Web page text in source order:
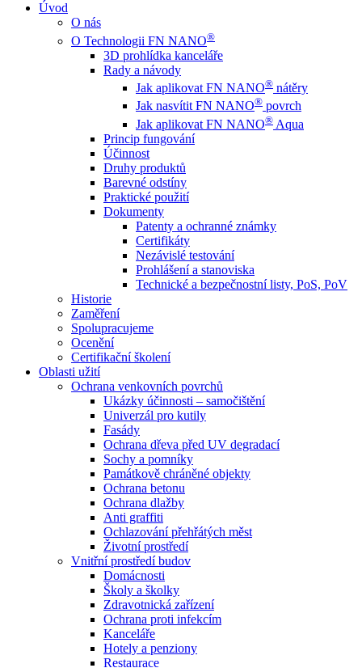
Úvod
O nás
O Technologii FN NANO®
3D prohlídka kanceláře
Rady a návody
Jak aplikovat FN NANO® nátěry
Jak nasvítit FN NANO® povrch
Jak aplikovat FN NANO® Aqua
Princip fungování
Účinnost
Druhy produktů
Barevné odstíny
Praktické použití
Dokumenty
Patenty a ochranné známky
Certifikáty
Nezávislé testování
Prohlášení a stanoviska
Technické a bezpečnostní listy, PoS, PoV
Historie
Zaměření
Spolupracujeme
Ocenění
Certifikační školení
Oblasti užití
Ochrana venkovních povrchů
Ukázky účinnosti – samočištění
Univerzál pro kutily
Fasády
Ochrana dřeva před UV degradací
Sochy a pomníky
Památkově chráněné objekty
Ochrana betonu
Ochrana dlažby
Anti graffiti
Ochlazování přehřátých měst
Životní prostředí
Vnitřní prostředí budov
Domácnosti
Školy a školky
Zdravotnická zařízení
Ochrana proti infekcím
Kanceláře
Hotely a penziony
Restaurace